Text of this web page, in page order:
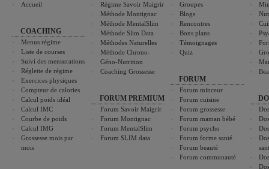
Accueil
COACHING
Menus régime
Liste de courses
Suivi des mensurations
Réglette de régime
Exercices physiques
Compteur de calories
Calcul poids idéal
Calcul IMC
Courbe de poids
Calcul IMG
Grossesse mois par
mois
Régime Savoir Maigrir
Méthode Montignac
Méthode MentalSlim
Méthode Slim Data
Méthodes Naturelles
Méthode Chrono-
Géno-Nutrition
Coaching Grossesse
FORUM PREMIUM
Forum Savoir Maigrir
Forum Montignac
Forum MentalSlim
Forum SLIM data
Groupes
Blogs
Rencontres
Bons plans
Témoignages
Quiz
FORUM
Forum minceur
Forum cuisine
Forum grossesse
Forum maman bébé
Forum psycho
Forum forme santé
Forum beauté
Forum communauté